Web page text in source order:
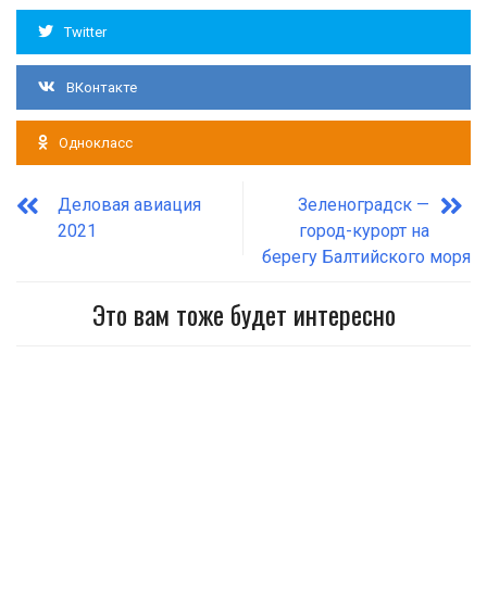
Twitter
ВКонтакте
Однокласс
Деловая авиация
2021
Зеленоградск —
город-курорт на
берегу Балтийского моря
Это вам тоже будет интересно